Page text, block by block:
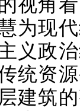
视角
为现
义政
统资
建筑